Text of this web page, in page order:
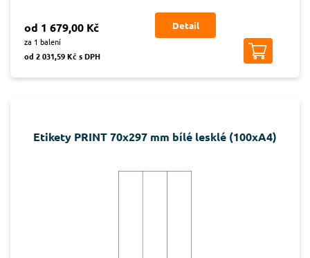
od 1 679,00 Kč
za 1 balení
od 2 031,59 Kč s DPH
Detail
Etikety PRINT 70x297 mm bílé lesklé (100xA4)